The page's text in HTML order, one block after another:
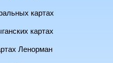
картах
картах
Ленорман